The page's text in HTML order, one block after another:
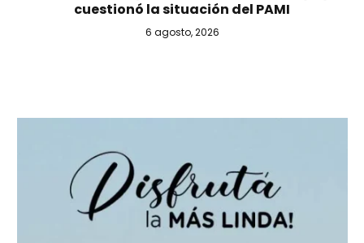
cuestionó la situación del PAMI
6 agosto, 2026